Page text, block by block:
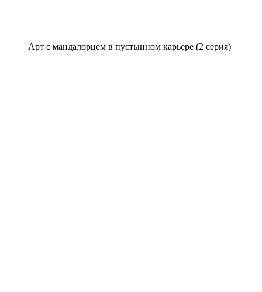
Арт с мандалорцем в пустынном карьере (2 серия)